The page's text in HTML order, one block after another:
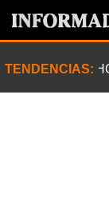
TENDENCIAS: